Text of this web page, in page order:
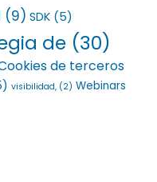
(9) SDK (5)
de (30)
de terceros
visibilidad, (2) Webinars